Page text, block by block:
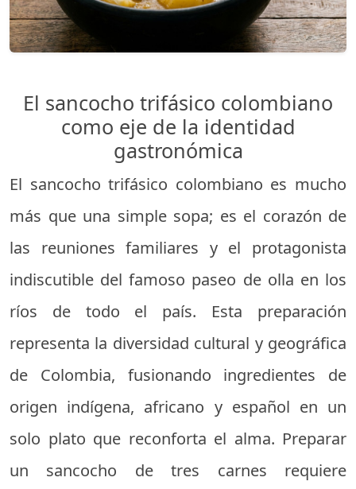
El sancocho trifásico colombiano
como eje de la identidad
gastronómica
El sancocho trifásico colombiano es mucho
más que una simple sopa; es el corazón de
las reuniones familiares y el protagonista
indiscutible del famoso paseo de olla en los
ríos de todo el país. Esta preparación
representa la diversidad cultural y geográfica
de Colombia, fusionando ingredientes de
origen indígena, africano y español en un
solo plato que reconforta el alma. Preparar
un sancocho de tres carnes requiere